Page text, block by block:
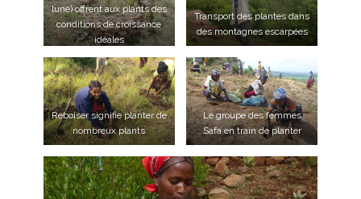
lune) offrent aux plants des
conditions de croissance
idéales
Transport des plantes dans
des montagnes escarpées
Reboiser signifie planter de
nombreux plants
Le groupe des femmes
Safa en train de planter